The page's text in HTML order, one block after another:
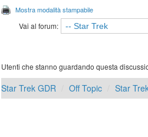
Mostra modalità stampabile
Vai al forum:
Utenti che stanno guardando questa
Star Trek GDR Off Topic Star